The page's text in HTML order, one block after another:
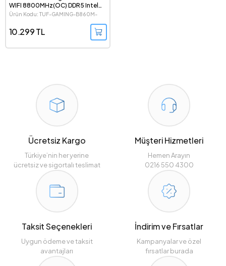
WIFI 8800MHz(OC) DDR5 Intel
Soket 1851 mATX Anakart
Ürün Kodu: TUF-GAMING-B860M-
10.299 TL
Ücretsiz Kargo
Türkiye’nin her yerine
ücretsiz ve sigortalı teslimat
Müşteri Hizmetleri
Hemen Arayın
0216 550 4300
Taksit Seçenekleri
Uygun ödeme ve taksit
avantajları
İndirim ve Fırsatlar
Kampanyalar ve özel
fırsatlar burada